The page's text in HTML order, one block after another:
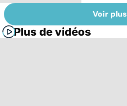
Voir plus
Plus de vidéos